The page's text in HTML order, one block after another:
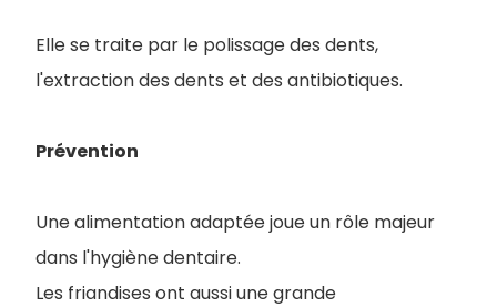
Elle se traite par le polissage des dents,
l'extraction des dents et des antibiotiques.
Prévention
Une alimentation adaptée joue un rôle majeur
dans l'hygiène dentaire.
Les friandises ont aussi une grande